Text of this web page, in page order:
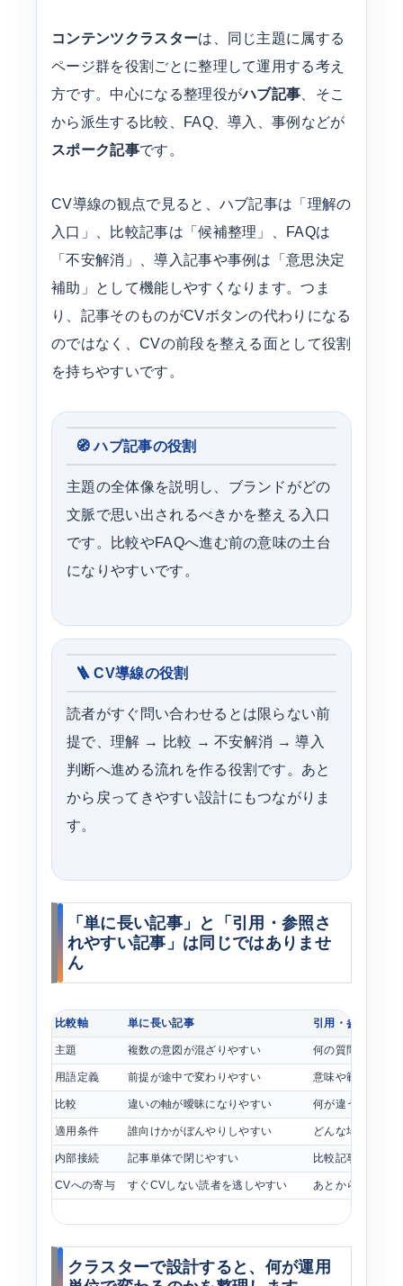
コンテンツクラスターは、同じ主題に属する
ページ群を役割ごとに整理して運用する考え
方です。中心になる整理役がハブ記事 、そこ
から派生する比較、FAQ、導入、事例などが
スポーク記事です。
CV導線の観点で見ると、ハブ記事は「理解の
入口」、比較記事は「候補整理」、FAQは
「不安解消」、導入記事や事例は「意思決定
補助」として機能しやすくなります。つま
り、記事そのものがCVボタンの代わりになる
のではなく、CVの前段を整える面として役割
を持ちやすいです。
🧭 ハブ記事の役割
主題の全体像を説明し、ブランドがどの
文脈で思い出されるべきかを整える入口
です。比較やFAQへ進む前の意味の土台
になりやすいです。
🪜 CV導線の役割
読者がすぐ問い合わせるとは限らない前
提で、理解 → 比較 → 不安解消 → 導入
判断へ進める流れを作る役割です。あと
から戻ってきやすい設計にもつながりま
す。
「単に長い記事」と「引用・参照さ
れやすい記事」は同じではありませ
ん
比較軸 単に長い記事 引用・参照され
主題 複数の意図が混ざりやすい 何の質問に答え
用語定義 前提が途中で変わりやすい 意味や範囲が先
比較 違いの軸が曖昧になりやすい 何が違うか、ど
適用条件 誰向けかがぼんやりしやすい どんな場面で向
内部接続 記事単体で閉じやすい 比較記事、FAQ
CVへの寄与 すぐCVしない読者を逃しやすい あとから戻る読
クラスターで設計すると、何が運用